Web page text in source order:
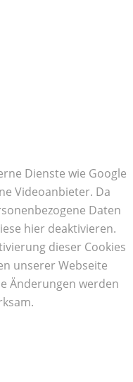
Dienste wie Google
Videoanbieter. Da
Daten
hier deaktivieren.
dieser Cookies
unserer Webseite
Änderungen werden